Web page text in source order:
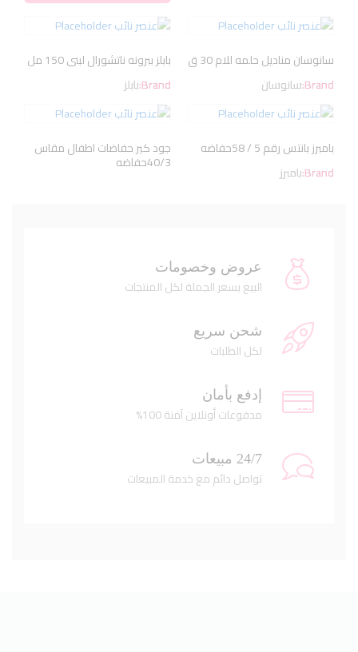
سانوسان مناديل حلمه للام 30 ق
Brand:سانوسان
بابلز ببرونه ناتشورال لبنى 150 مل
Brand:بابلز
بامبرز بانتس رقم 5 / 58حفاضه
Brand:بامبرز
جود كير حفاضات اطفال مقاس
40/3حفاضه
عروض وخصومات
البيع بسعر الجملة لكل المنتجات
شحن سريع
لكل الطلبات
إدفع بأمان
مدفوعات أونلاين آمنة 100%
24/7 مبيعات
تواصل دائم مع خدمة المبيعات